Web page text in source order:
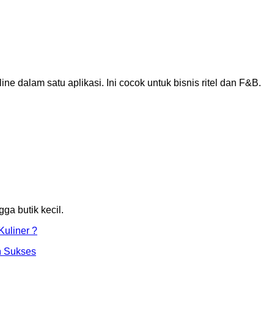
dalam satu aplikasi. Ini cocok untuk bisnis ritel dan F&B.
butik kecil.
?
Sukses